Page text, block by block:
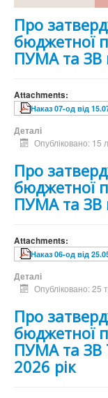
Про
бюджетної
ПУМА та ЗВ
Attachments:
Наказ 07-од від
Деталі
Опубліковано: 15
Про
бюджетної
ПУМА та ЗВ
Attachments:
Наказ 06-од від
Деталі
Опубліковано: 25
Про
бюджетної
ПУМА та ЗВ
2026 рік